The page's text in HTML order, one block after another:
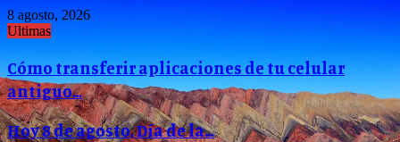
8 agosto, 2026
Ultimas
Cómo transferir aplicaciones de tu celular
antiguo…
Hoy 8 de agosto, Día de la…